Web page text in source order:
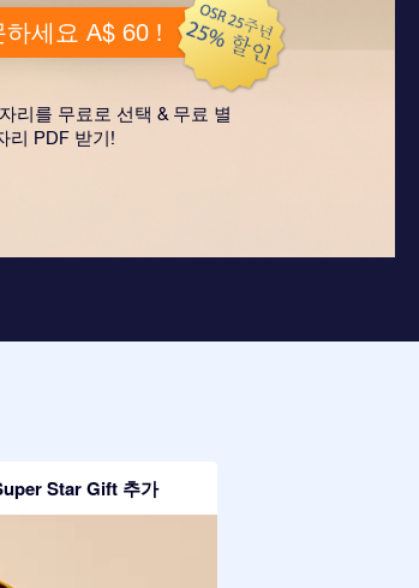
하세요 A$ 60 !
리를 무료로 선택 & 무료 별
리 PDF 받기!
Star Gift 추가